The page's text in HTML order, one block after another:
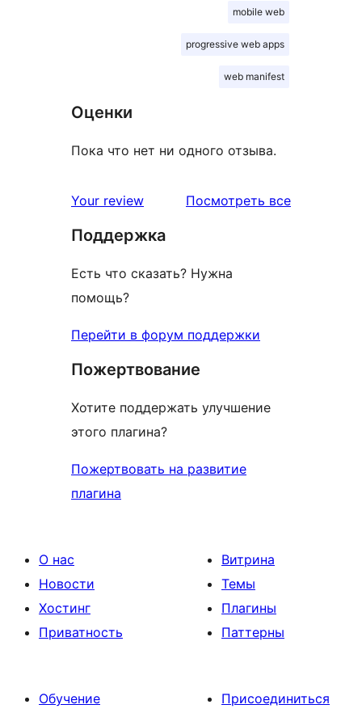
mobile web
progressive web apps
web manifest
Оценки
Пока что нет ни одного отзыва.
Your review Посмотреть всеотзывы
Поддержка
Есть что сказать? Нужна
помощь?
Перейти в форум поддержки
Пожертвование
Хотите поддержать улучшение
этого плагина?
Пожертвовать на развитие
плагина
О нас
Новости
Хостинг
Приватность
Витрина
Темы
Плагины
Паттерны
Обучение
Присоединиться